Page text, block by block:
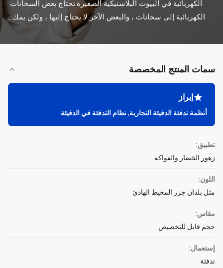
الكهربائية إلى سخانات ، والبعض الآخر لا يحتاج إليها ، ولكن يمك...
سمات المنتج المخصصة
إبراز
أنظمة تدفئة الدفيئة التجارية,نظام التدفئة في الدفيئة
تطبيق:
زهور الخضار والفواكه
اللون:
مثل بلدان جزر المحيط الهادئ
مقاس:
حجم قابل للتخصيص
إستعمال:
تدفئة